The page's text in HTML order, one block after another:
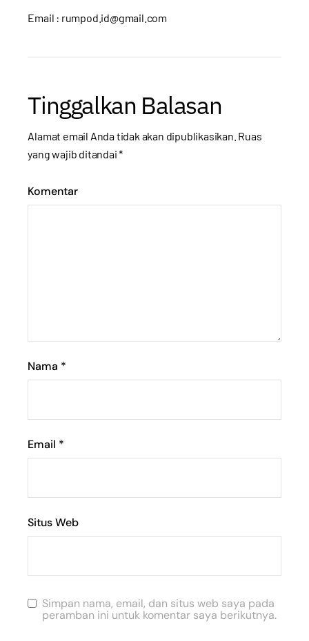
Email : rumpod.id@gmail.com
Tinggalkan Balasan
Alamat email Anda tidak akan dipublikasikan. Ruas
yang wajib ditandai*
Komentar
Nama *
Email *
Situs Web
Simpan nama, email, dan situs web saya pada
peramban ini untuk komentar saya berikutnya.